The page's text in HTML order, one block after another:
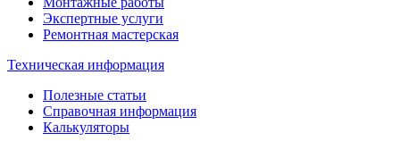
Экспертные услуги
Ремонтная мастерская
Техническая информация
Полезные статьи
Справочная информация
Калькуляторы